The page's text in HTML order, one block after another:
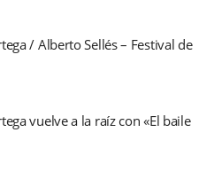
/ Alberto Sellés – Festival de
vuelve a la raíz con «El baile